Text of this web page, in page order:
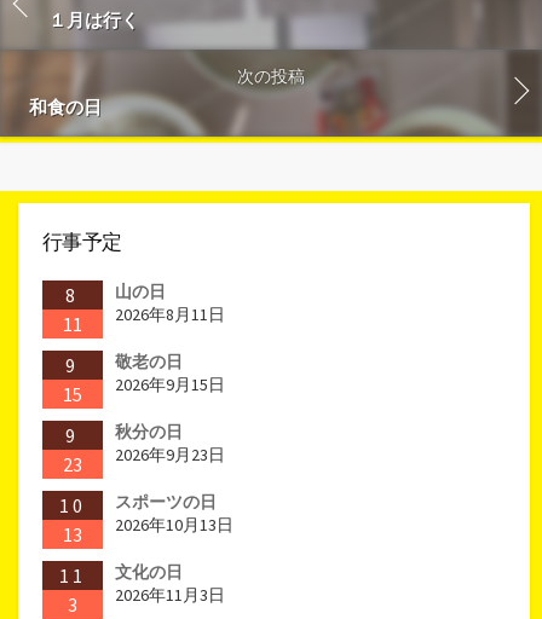
１月は行く
次の投稿
和食の日
行事予定
8
11
山の日
2026年8月11日
9
15
敬老の日
2026年9月15日
9
23
秋分の日
2026年9月23日
10
13
スポーツの日
2026年10月13日
11
3
文化の日
2026年11月3日